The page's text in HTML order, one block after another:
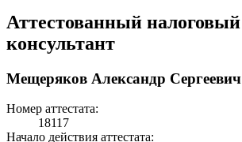
Аттестованный налоговый
консультант
Мещеряков Александр Сергеевич
Номер аттестата:
18117
Начало действия аттестата: